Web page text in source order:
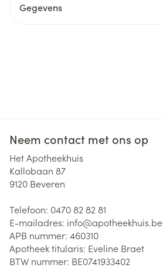
Gegevens
Neem contact met ons op
Het Apotheekhuis
Kallobaan 87
9120 Beveren
Telefoon: 0470 82 82 81
E-mailadres: info@apotheekhuis.be
APB nummer: 460310
Apotheek titularis: Eveline Braet
BTW nummer: BE0741933402